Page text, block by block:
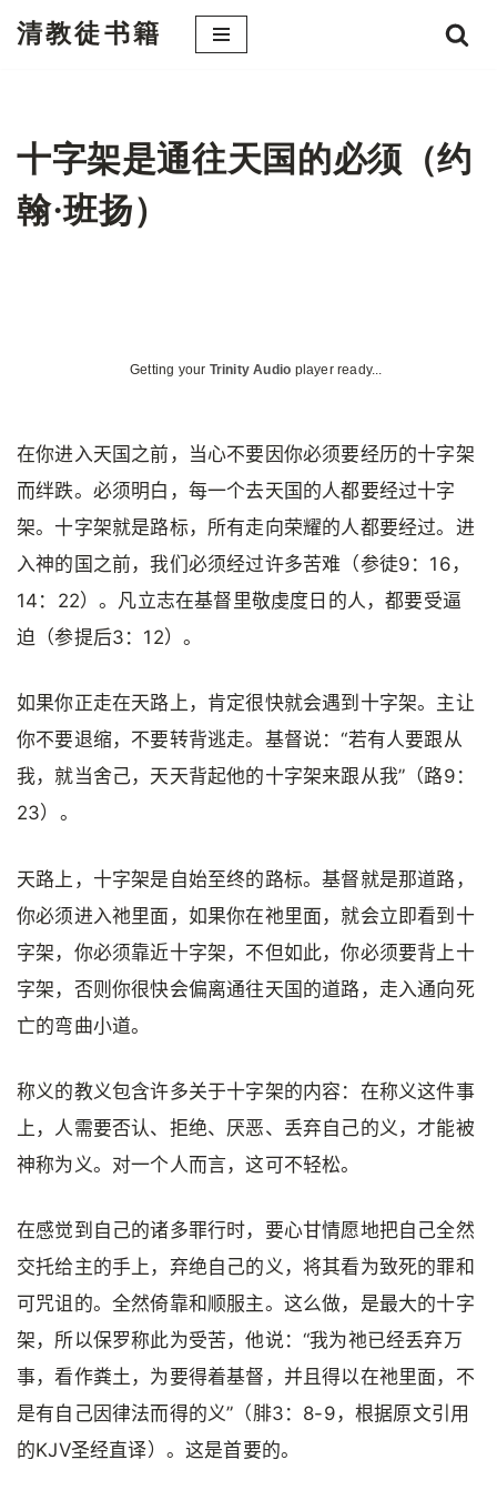
文
清教徒书籍
十字架是通往天国的必须（约
翰·班扬）
Getting your Trinity Audio player ready...
在你进入天国之前，当心不要因你必须要经历的十字架
而绊跌。必须明白，每一个去天国的人都要经过十字
架。十字架就是路标，所有走向荣耀的人都要经过。进
入神的国之前，我们必须经过许多苦难（参徒9：16，
14：22）。凡立志在基督里敬虔度日的人，都要受逼
迫（参提后3：12）。
如果你正走在天路上，肯定很快就会遇到十字架。主让
你不要退缩，不要转背逃走。基督说：“若有人要跟从
我，就当舍己，天天背起他的十字架来跟从我”（路9：
23）。
天路上，十字架是自始至终的路标。基督就是那道路，
你必须进入祂里面，如果你在祂里面，就会立即看到十
字架，你必须靠近十字架，不但如此，你必须要背上十
字架，否则你很快会偏离通往天国的道路，走入通向死
亡的弯曲小道。
称义的教义包含许多关于十字架的内容：在称义这件事
上，人需要否认、拒绝、厌恶、丢弃自己的义，才能被
神称为义。对一个人而言，这可不轻松。
在感觉到自己的诸多罪行时，要心甘情愿地把自己全然
交托给主的手上，弃绝自己的义，将其看为致死的罪和
可咒诅的。全然倚靠和顺服主。这么做，是最大的十字
架，所以保罗称此为受苦，他说：“我为祂已经丢弃万
事，看作粪土，为要得着基督，并且得以在祂里面，不
是有自己因律法而得的义”（腓3：8-9，根据原文引用
的KJV圣经直译）。这是首要的。